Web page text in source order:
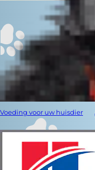
Voeding voor uw huisdier